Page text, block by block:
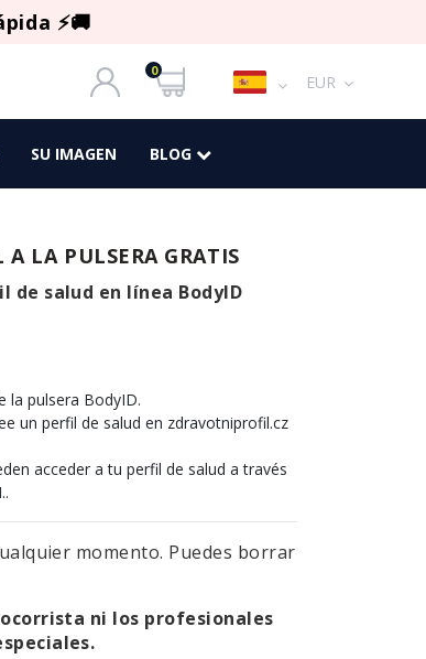
⚡🚚
0
EUR
SU IMAGEN BLOG
LA PULSERA GRATIS
de salud en línea BodyID
la pulsera BodyID.
un perfil de salud en zdravotniprofil.cz
acceder a tu perfil de salud a través
momento. Puedes borrar
ni los profesionales